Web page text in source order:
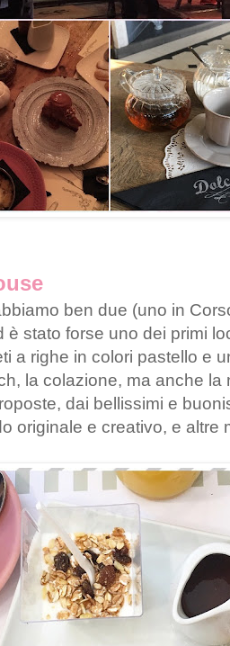
ben due (uno in
è stato forse uno dei primi
a righe in colori pastello e
la colazione, ma anche la
dai bellissimi e
originale e creativo, e altre